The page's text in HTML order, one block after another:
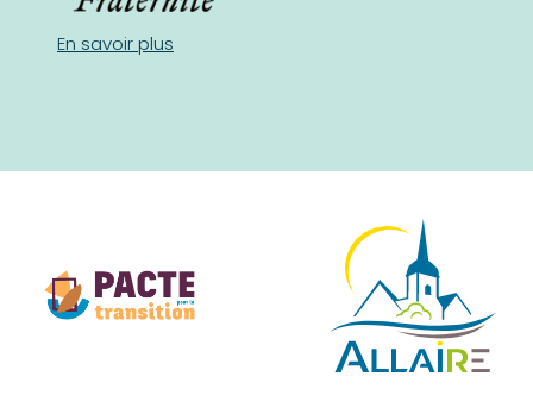
En savoir plus